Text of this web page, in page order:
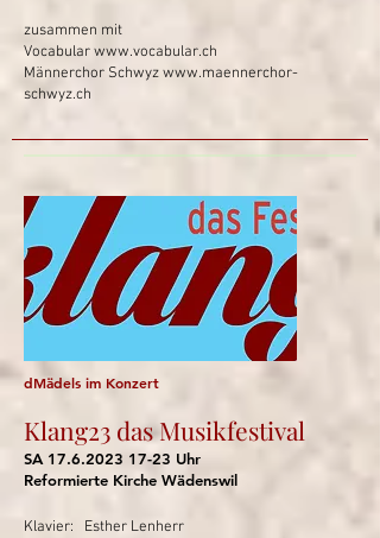
zusammen mit
Vocabularwww.vocabular.ch
Männerchor Schwyzwww.maennerchor-
schwyz.ch
dMädels im Konzert
Klang23 das Musikfestival
SA 17.6.2023 17-23 Uhr
Reformierte Kirche Wädenswil
Klavier: Esther Lenherr